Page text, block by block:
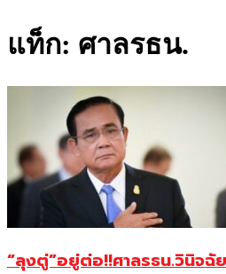
แท็ก: ศาลรธน.
“ลุงตู่”อยู่ต่อ!!ศาลรธน.วินิจ